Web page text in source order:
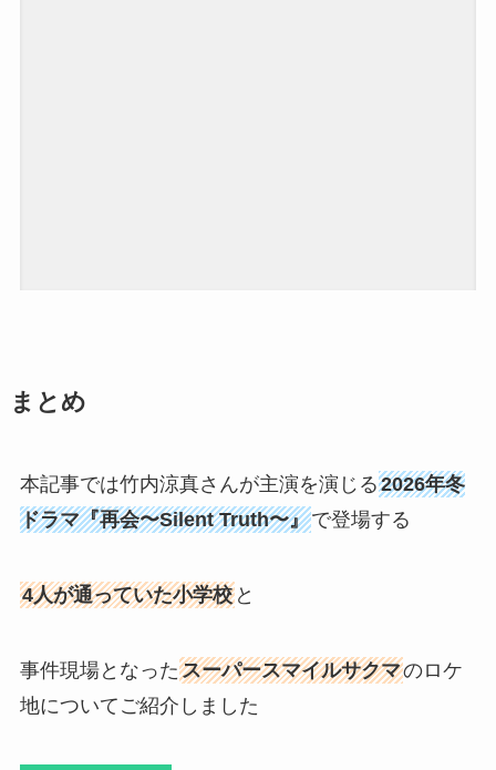
まとめ
本記事では竹内涼真さんが主演を演じる2026年冬
ドラマ『再会〜Silent Truth〜』で登場する
4人が通っていた小学校と
事件現場となったスーパースマイルサクマのロケ
地についてご紹介しました